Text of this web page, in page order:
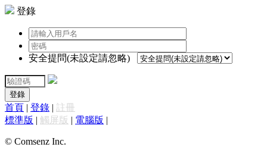
登錄
安全提問(未設定請忽略)
登錄
首頁 | 登錄 | 註冊
標準版 | 觸屏版 | 電腦版 |
© Comsenz Inc.